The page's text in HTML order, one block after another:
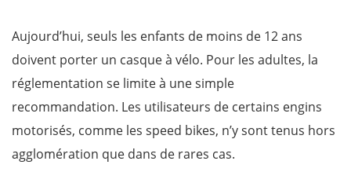
Aujourd’hui, seuls les enfants de moins de 12 ans
doivent porter un casque à vélo. Pour les adultes, la
réglementation se limite à une simple
recommandation. Les utilisateurs de certains engins
motorisés, comme les speed bikes, n’y sont tenus hors
agglomération que dans de rares cas.